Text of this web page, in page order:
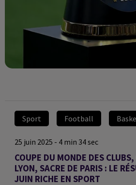
Sport Football
25 juin 2025 - 4 min 34 sec
COUPE DU MONDE DES
LYON, SACRE DE PARIS : LE
JUIN RICHE EN SPORT